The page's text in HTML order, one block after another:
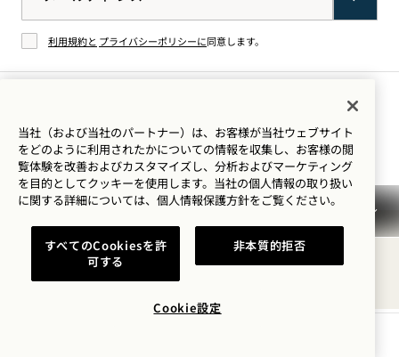
同意する
利用規約と プライバシーポリシーに同意します。
イン
スタ
グラ
ムで
1
Hotels
見る
TikTok
で1
Hotels
を見
る
Facebook
で1
Hotels
ご覧
くだ
YouTube
で1
Hotels
を見
る
LinkedIn
で1
Hotels
を見
る
Spotify
で1
Hotels
を聴
く
滞在のご案内
利用規約 プライバシーポリシー
アクセシビリティ
Mission 利用規約
Cookie Settings
当社（および当社のパートナー）は、お客様が当社ウェブサイト
をどのように利用されたかについての情報を収集し、お客様の閲
覧体験を改善およびカスタマイズし、分析およびマーケティング
を目的としてクッキーを使用します。当社の個人情報の取り扱い
に関する詳細については、 個人情報保護方針をご覧ください。
すべてのCookiesを許
可する
非本質的拒否
Cookie設定